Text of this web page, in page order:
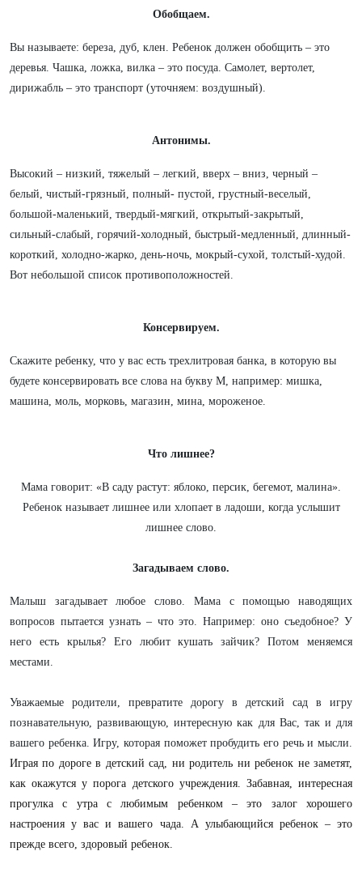
Обобщаем.
Вы называете: береза, дуб, клен. Ребенок должен обобщить – это
деревья. Чашка, ложка, вилка – это посуда. Самолет, вертолет,
дирижабль – это транспорт (уточняем: воздушный).
Антонимы.
Высокий – низкий, тяжелый – легкий, вверх – вниз, черный –
белый, чистый-грязный, полный- пустой, грустный-веселый,
большой-маленький, твердый-мягкий, открытый-закрытый,
сильный-слабый, горячий-холодный, быстрый-медленный, длинный-
короткий, холодно-жарко, день-ночь, мокрый-сухой, толстый-худой.
Вот небольшой список противоположностей.
Консервируем.
Скажите ребенку, что у вас есть трехлитровая банка, в которую вы
будете консервировать все слова на букву М, например: мишка,
машина, моль, морковь, магазин, мина, мороженое.
Что лишнее?
Мама говорит: «В саду растут: яблоко, персик, бегемот, малина».
Ребенок называет лишнее или хлопает в ладоши, когда услышит
лишнее слово.
Загадываем слово.
Малыш загадывает любое слово. Мама с помощью наводящих
вопросов пытается узнать – что это. Например: оно съедобное? У
него есть крылья? Его любит кушать зайчик? Потом меняемся
местами.
Уважаемые родители, превратите дорогу в детский сад в игру
познавательную, развивающую, интересную как для Вас, так и для
вашего ребенка. Игру, которая поможет пробудить его речь и мысли.
Играя по дороге в детский сад, ни родитель ни ребенок не заметят,
как окажутся у порога детского учреждения. Забавная, интересная
прогулка с утра с любимым ребенком – это залог хорошего
настроения у вас и вашего чада. А улыбающийся ребенок – это
прежде всего, здоровый ребенок.